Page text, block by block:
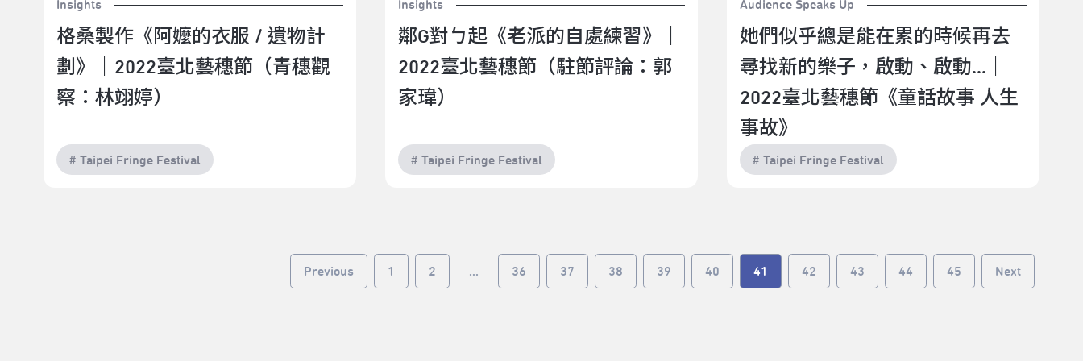
Insights
格桑製作《阿嬤的衣服 / 遺物計
劃》｜2022臺北藝穗節（青穗觀
察：林翊婷）
# Taipei Fringe Festival
Insights
鄰G對ㄅ起《老派的自處練習》｜
2022臺北藝穗節（駐節評論：郭
家瑋）
# Taipei Fringe Festival
Audience Speaks Up
她們似乎總是能在累的時候再去
尋找新的樂子，啟動、啟動...｜
2022臺北藝穗節《童話故事 人生
事故》
# Taipei Fringe Festival
Previous 1 2 ... 36 37 38 39 40 41 42 43 44 45 Next